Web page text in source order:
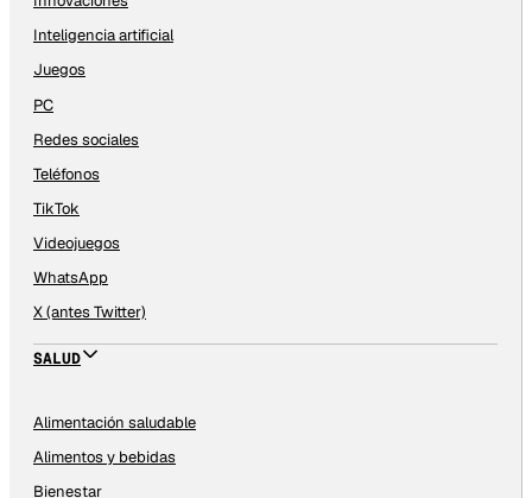
Inteligencia artificial
Juegos
PC
Redes sociales
Teléfonos
TikTok
Videojuegos
WhatsApp
X (antes Twitter)
SALUD
Alimentación saludable
Alimentos y bebidas
Bienestar